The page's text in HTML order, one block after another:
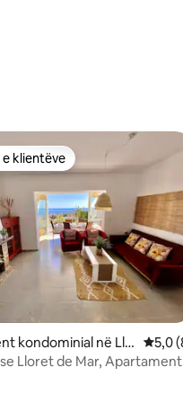
klientëve
klientëve
kondominial në Llo
5,0
Lloret de Mar, Apartament